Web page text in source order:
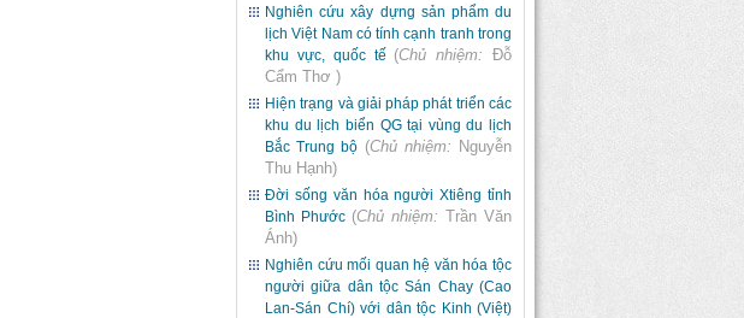
Nghiên cứu xây dựng sản phẩm du
lịch Việt Nam có tính cạnh tranh trong
khu vực, quốc tế (Chủ nhiệm:
Đỗ
Cẩm Thơ )
Hiện trạng và giải pháp phát triển các
khu du lịch biển QG tại vùng du lịch
Bắc Trung bộ (Chủ nhiệm: Nguyễn
Thu Hạnh)
Đời sống văn hóa người Xtiêng tỉnh
Bình Phước (Chủ nhiệm: Trần Văn
Ánh)
Nghiên cứu mối quan hệ văn hóa tộc
người giữa dân tộc Sán Chay (Cao
Lan-Sán Chí) với dân tộc Kinh (Việt)